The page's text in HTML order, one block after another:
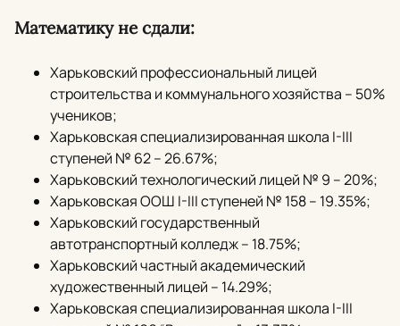
Математику не сдали:
Харьковский профессиональный лицей
строительства и коммунального хозяйства – 50%
учеников;
Харьковская специализированная школа I-III
ступеней № 62 – 26.67%;
Харьковский технологический лицей № 9 – 20%;
Харьковская ООШ I-III ступеней № 158 – 19.35%;
Харьковский государственный
автотранспортный колледж – 18.75%;
Харьковский частный академический
художественный лицей – 14.29%;
Харьковская специализированная школа I-III